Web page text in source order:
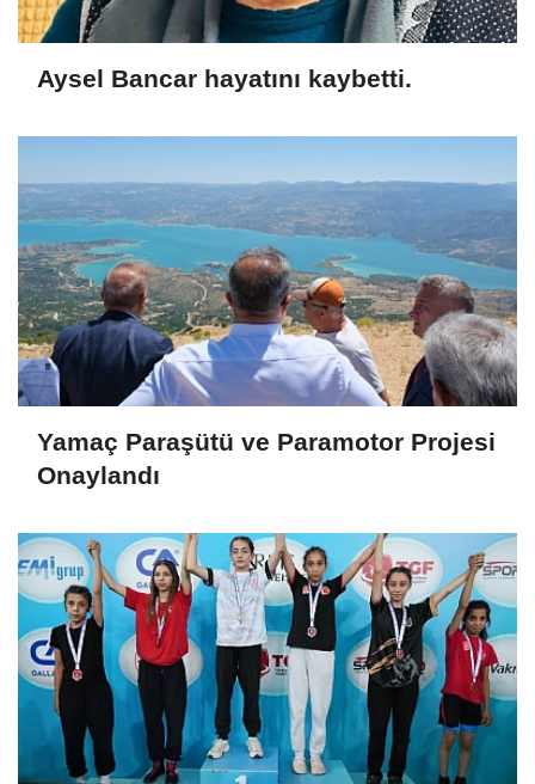
Aysel Bancar hayatını kaybetti.
Yamaç Paraşütü ve Paramotor Projesi
Onaylandı